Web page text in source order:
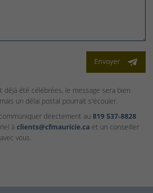
Envoyer
déjà été célébrées, le message sera bien
un délai postal pourrait s'écouler.
directement au 819 537‑8828
à clients@cfmauricie.ca et un conseiller
vous.